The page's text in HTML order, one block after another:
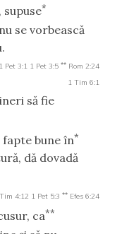
supuse*
se vorbească
1 Pet 3:1 1 Pet 3:5 ** Rom 2:24
1 Tim 6:1
să fie
bune în*
dă dovadă
4:12 1 Pet 5:3 ** Efes 6:24
ca**